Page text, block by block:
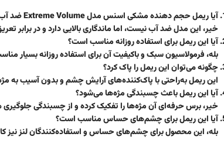
آیا ریمل حجم دهنده مشکی اسنس مدل Extreme Volume ضد آب است؟
خیر، این مدل ضد آب نیست، اما ماندگاری بالایی دارد و در برابر
آیا این ریمل برای استفاده روزانه مناسب است؟
بله، فرمولاسیون سبک و باکیفیت آن برای استفاده روزانه بسیار
چگونه می‌توان این ریمل را پاک کرد؟
این ریمل به‌راحتی با پاک‌کننده‌های آرایش چشم و بدون آسیب به
آیا این ریمل باعث چسبندگی مژه‌ها می‌شود؟
خیر، برس حرفه‌ای آن مژه‌ها را تفکیک کرده و از چسبندگی جلوگیری
آیا این ریمل برای چشم‌های حساس مناسب است؟
بله، این محصول برای چشم‌های حساس و استفاده‌کنندگان لنز نیز